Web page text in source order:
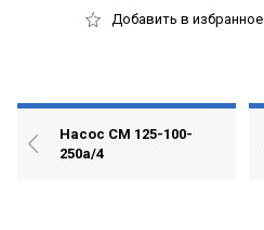
Добавить в избранное
Насос СМ 125-100-
250а/4